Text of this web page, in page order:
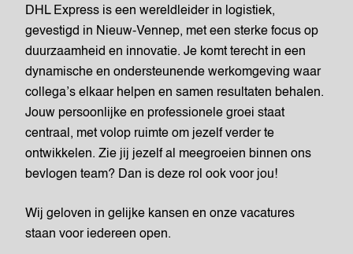
DHL Express is een wereldleider in logistiek,
gevestigd in Nieuw-Vennep, met een sterke focus op
duurzaamheid en innovatie. Je komt terecht in een
dynamische en ondersteunende werkomgeving waar
collega’s elkaar helpen en samen resultaten behalen.
Jouw persoonlijke en professionele groei staat
centraal, met volop ruimte om jezelf verder te
ontwikkelen. Zie jij jezelf al meegroeien binnen ons
bevlogen team? Dan is deze rol ook voor jou!
Wij geloven in gelijke kansen en onze vacatures
staan voor iedereen open.